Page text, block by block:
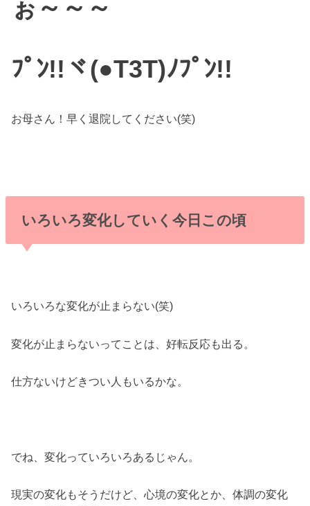
ぉ～～～
ﾌﾟﾝ!!ヾ(●T3T)ﾉﾌﾟﾝ!!
お母さん！早く退院してください(笑)
いろいろ変化していく今日この頃
いろいろな変化が止まらない(笑)
変化が止まらないってことは、好転反応も出る。
仕方ないけどきつい人もいるかな。
でね、変化っていろいろあるじゃん。
現実の変化もそうだけど、心境の変化とか、体調の変化